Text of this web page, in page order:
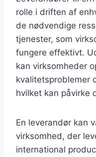
rolle i driften af
de nødvendige
tjenester, som
fungere effektivt.
kan virksomheder
kvalitetsproblemer
hvilket kan påvirke
En leverandør kan
virksomhed, der
international